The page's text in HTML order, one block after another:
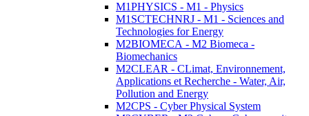
M1PHYSICS - M1 - Physics
M1SCTECHNRJ - M1 - Sciences and
Technologies for Energy
M2BIOMECA - M2 Biomeca -
Biomechanics
M2CLEAR - CLimat, Environnement,
Applications et Recherche - Water, Air,
Pollution and Energy
M2CPS - Cyber Physical System